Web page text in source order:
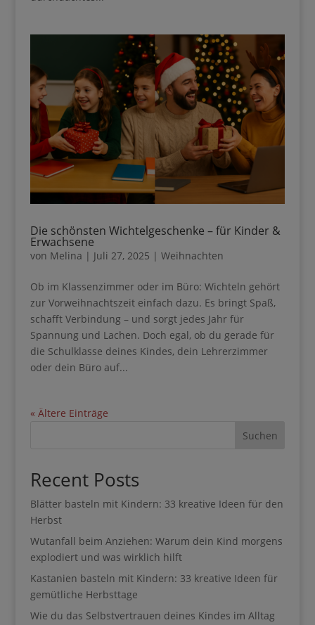
Die schönsten Wichtelgeschenke – für Kinder
von Melina|Juli 27, 2025|Weihnachten
Ob im Klassenzimmer oder im Büro: Wichteln
gehört zur Vorweihnachtszeit einfach dazu. Es
bringt Spaß, schafft Verbindung – und sorgt jedes
Jahr für Spannung und Lachen. Doch egal, ob du
gerade für die Schulklasse deines Kindes, dein
Lehrerzimmer oder dein Büro auf...
Blätter basteln mit Kindern: 33 kreative Ideen für
den Herbst
Wutanfall beim Anziehen: Warum dein Kind
morgens explodiert und was wirklich hilft
Kastanien basteln mit Kindern: 33 kreative Ideen
für gemütliche Herbsttage
Wie du das Selbstvertrauen deines Kindes im Alltag
stärkst
Jetzt starten